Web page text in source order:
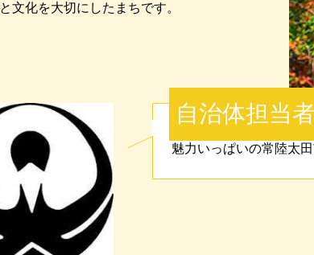
文化を大切にしたまちです。
自治体担当
魅力いっぱいの常陸太